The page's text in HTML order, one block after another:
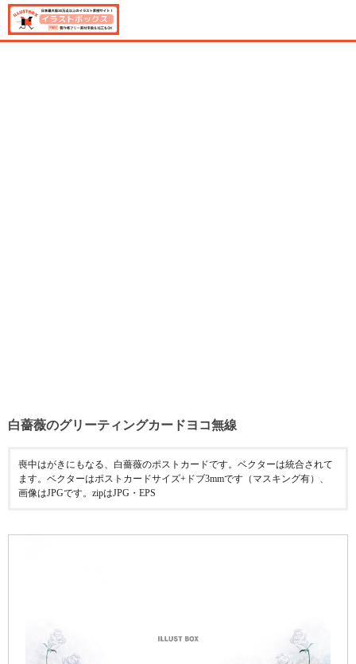
白薔薇のグリーティングカードヨコ無線
喪中はがきにもなる、白薔薇のポストカードです。ベクターは統合されて
ます。ベクターはポストカードサイズ+ドブ3mmです（マスキング有）、
画像はJPGです。zipはJPG・EPS